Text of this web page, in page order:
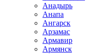
Анадырь
Анапа
Ангарск
Арзамас
Армавир
Армянск